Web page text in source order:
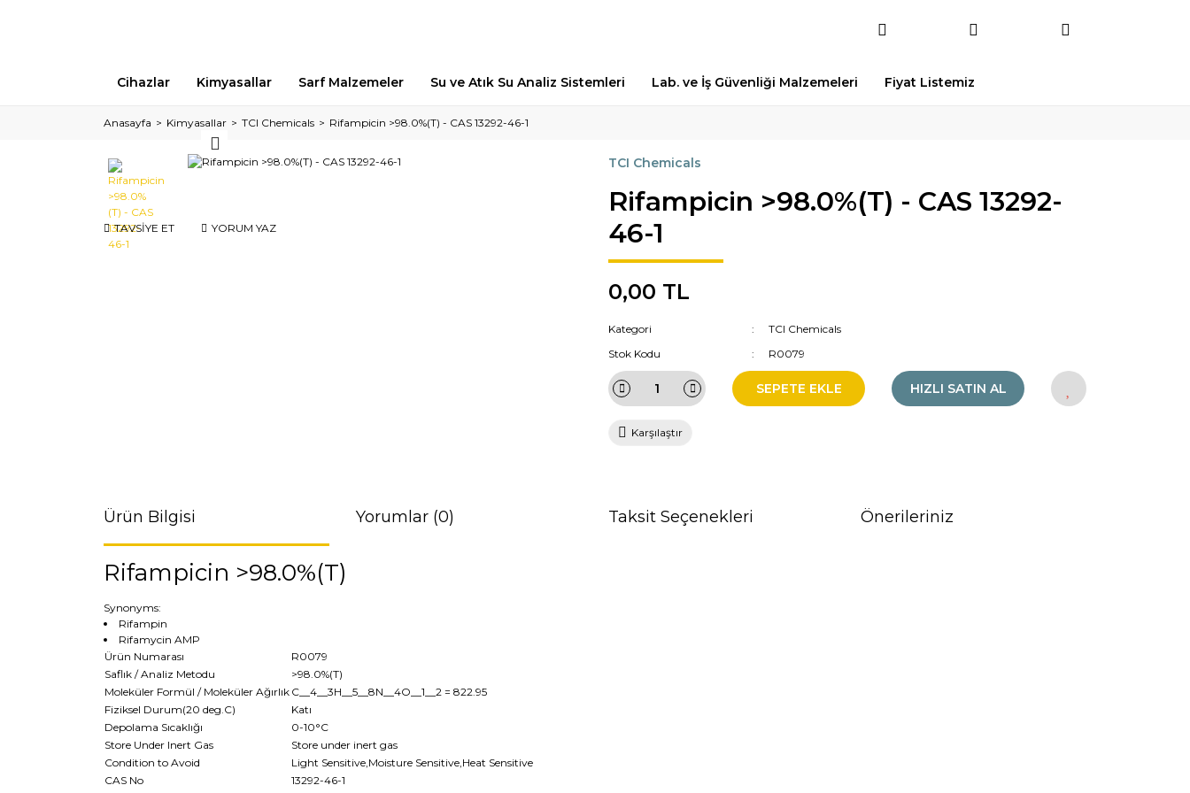
Cihazlar Kimyasallar Sarf Malzemeler Su ve Atık Su Analiz Sistemleri Lab. ve İş Güvenliği Malzemeleri Fiyat Listemiz
Anasayfa Kimyasallar TCI Chemicals Rifampicin >98.0%(T) - CAS 13292-46-1
TAVSİYE ET YORUM YAZ
TCI Chemicals
Rifampicin >98.0%(T) - CAS 13292-
46-1
0,00 TL
Kategori
TCI Chemicals
Stok Kodu
R0079
SEPETE EKLE HIZLI SATIN AL
Karşılaştır
Ürün Bilgisi Yorumlar (0) Taksit Seçenekleri Önerileriniz
Rifampicin >98.0%(T)
Synonyms:
Rifampin
Rifamycin AMP
Ürün Numarası
R0079
Saflık / Analiz Metodu
>98.0%(T)
Moleküler Formül / Moleküler Ağırlık C__4__3H__5__8N__4O__1__2 = 822.95
Fiziksel Durum(20 deg.C)
Katı
Depolama Sıcaklığı
0-10°C
Store Under Inert Gas
Store under inert gas
Condition to Avoid
Light Sensitive,Moisture Sensitive,Heat Sensitive
CAS No
13292-46-1